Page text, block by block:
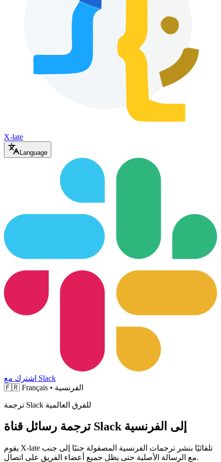
X-late
Language
اشترك مع Slack
🇫🇷
Français • الفرنسية
ترجمة Slack للفرق العالمية
ترجمة رسائل قناة Slack إلى الفرنسية
يقوم X-late تلقائيًا بنشر ترجمات الفرنسية المصقولة جنبًا إلى جنب
مع الرسالة الأصلية حتى يظل جميع أعضاء الفريق على اتصال.